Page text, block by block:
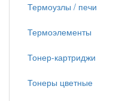
Термоузлы / печи
Термоэлементы
Тонер-картриджи
Тонеры цветные